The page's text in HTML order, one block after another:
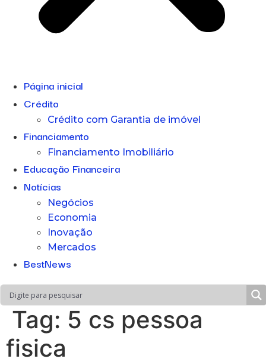
Página inicial
Crédito
Crédito com Garantia de imóvel
Financiamento
Financiamento Imobiliário
Educação Financeira
Notícias
Negócios
Economia
Inovação
Mercados
BestNews
Tag: 5 cs pessoa
fisica